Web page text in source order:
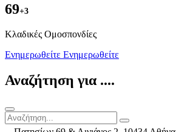
69+3
Kλαδικές Ομοσπονδίες
Ενημερωθείτε Ενημερωθείτε
Αναζήτηση για ....